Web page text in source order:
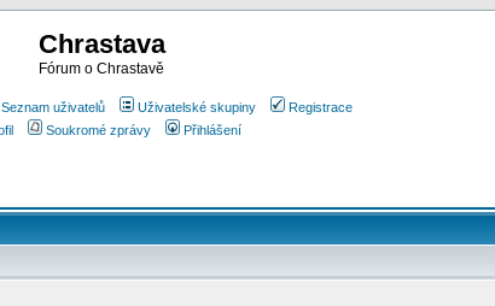
Chrastava
Fórum o Chrastavě
Seznam uživatelů Uživatelské skupiny
Registrace
Soukromé zprávy Přihlášení